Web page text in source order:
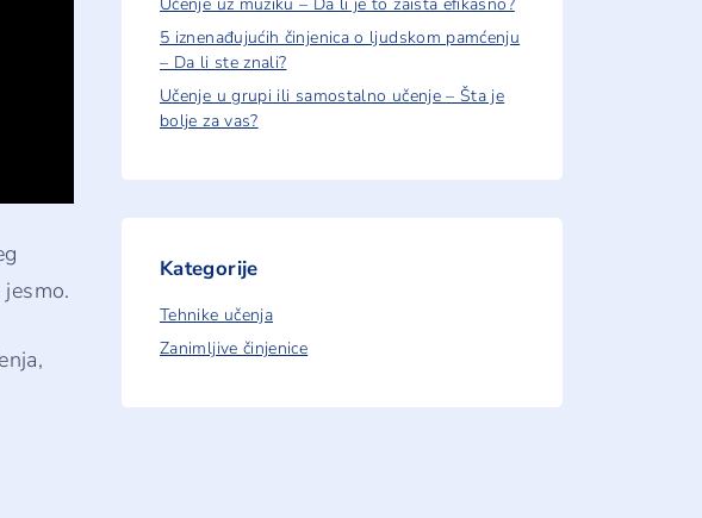
5 iznenađujućih činjenica o ljudskom pamćenju
– Da li ste znali?
Učenje u grupi ili samostalno učenje – Šta je
bolje za vas?
Kategorije
Tehnike učenja
Zanimljive činjenice